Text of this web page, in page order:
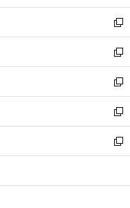
開
く
ウ
で
開
く
ン
ド
ウ
で
開
く
ウ
ィ
ン
ド
ウ
で
開
く
新
し
い
ウ
ィ
ン
ド
ウ
で
開
新
し
い
ウ
ィ
ン
ド
ウ
開
新
し
い
ウ
ィ
ン
ウ
新
し
い
ウ
ン
新
し
ウ